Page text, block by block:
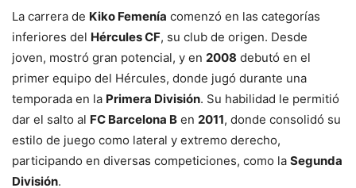
La carrera de Kiko Femenía comenzó en las categorías
inferiores del Hércules CF, su club de origen. Desde
joven, mostró gran potencial, y en 2008 debutó en el
primer equipo del Hércules, donde jugó durante una
temporada en la Primera División. Su habilidad le permitió
dar el salto al FC Barcelona B en 2011, donde consolidó su
estilo de juego como lateral y extremo derecho,
participando en diversas competiciones, como la Segunda
División.